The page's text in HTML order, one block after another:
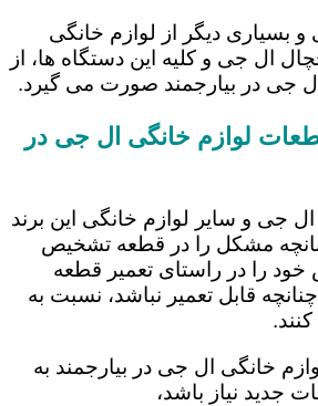
بسیاری دیگر از لوازم خانگی
ال جی و کلیه این دستگاه ها، از
جی در بیارجمند صورت می گیرد.
لوازم خانگی ال جی در
جی و سایر لوازم خانگی این برند
مشکل را در قطعه تشخیص
خود را در راستای تعمیر قطعه
قابل تعمیر نباشد، نسبت به
خانگی ال جی در بیارجمند به
جدید نیاز باشد،